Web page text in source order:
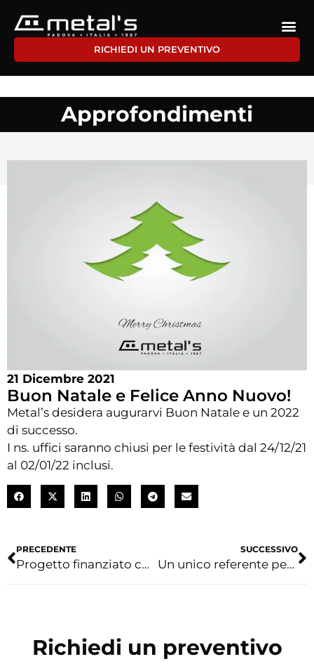
RICHIEDI UN PREVENTIVO
Approfondimenti
21 Dicembre 2021
Buon Natale e Felice Anno Nuovo!
Metal’s desidera augurarvi Buon Natale e un 2022
di successo.
I ns. uffici saranno chiusi per le festività dal 24/12/21
al 02/01/22 inclusi.
PRECEDENTE
Progetto finanziato con il POR FESR 2014-2020 Regione del Veneto
SUCCESSIVO
Un unico referente per i tuoi progetti complessi
Richiedi un preventivo